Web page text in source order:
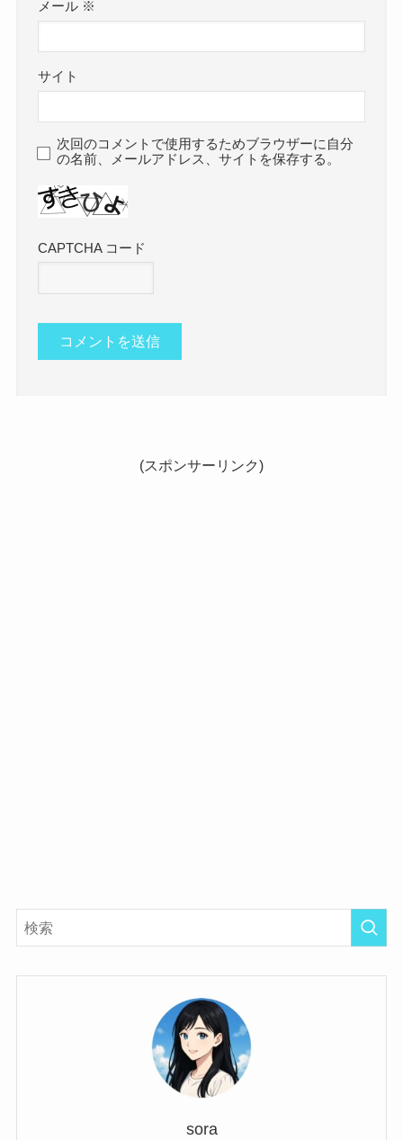
メール ※
サイト
次回のコメントで使用するためブラウザーに自分
の名前、メールアドレス、サイトを保存する。
CAPTCHA コード
(スポンサーリンク)
sora